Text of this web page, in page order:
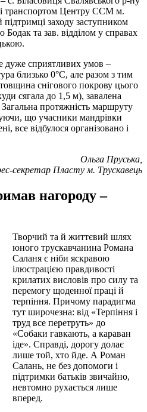
транспортом Центру ССМ м.
підтримці заходу заступником
та зав. відділом у справах
дуже сприятливих умов –
близько 0°С, але разом з тим
снігового покрову цього
сягала до 1,5 м), завалена
протяжність маршруту
що учасники мандрівки
все відбулося організовано і
Ольга Пруська,
секретар Пласту м. Трускавець
нагороду –
Творчий та й життєвий шлях
юного трускавчанина Романа
Саланя є ніби яскравою
ілюстрацією правдивості
крилатих висловів про силу та
перемогу щоденної праці й
терпіння. Причому парадигма
тут широчезна: від «Терпіння і
труд все перетруть» до
«Собаки гавкають, а караван
іде». Справді, дорогу долає
лише той, хто йде. А Роман
Салань, не без допомоги і
підтримки батьків звичайно,
невтомно рухається лише
вперед.